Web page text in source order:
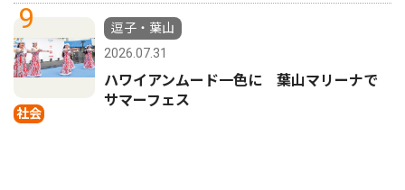
9
社会
逗子・葉山
2026.07.31
ハワイアンムード一色に 葉山マリーナで
サマーフェス